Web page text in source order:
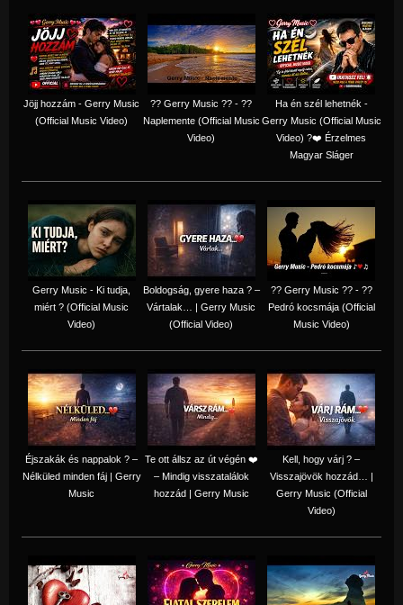
Jöjj hozzám - Gerry Music
(Official Music Video)
?? Gerry Music ?? - ??
Naplemente (Official Music
Video)
Ha én szél lehetnék -
Gerry Music (Official Music
Video) ?️❤️ Érzelmes
Magyar Sláger
Gerry Music - Ki tudja,
miért ? (Official Music
Video)
Boldogság, gyere haza ? –
Vártalak… | Gerry Music
(Official Video)
?? Gerry Music ?? - ??
Pedró kocsmája (Official
Music Video)
Éjszakák és nappalok ? –
Nélküled minden fáj | Gerry
Music
Te ott állsz az út végén ❤️
– Mindig visszatalálok
hozzád | Gerry Music
Kell, hogy várj ? –
Visszajövök hozzád… |
Gerry Music (Official
Video)